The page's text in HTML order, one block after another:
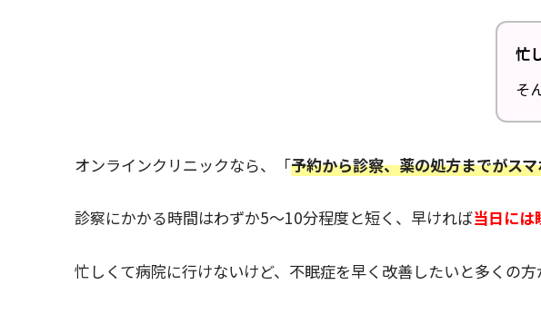
忙
そ
オンラインクリニックなら、「予約から診察、薬の処方までがス
診察にかかる時間はわずか5～10分程度と短く、早ければ当日には
忙しくて病院に行けないけど、不眠症を早く改善したいと多くの方